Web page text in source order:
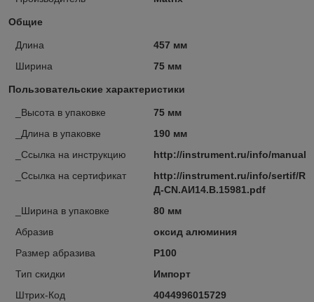
Общие
Длина
457 мм
Ширина
75 мм
Пользовательские характеристики
_Высота в упаковке
75 мм
_Длина в упаковке
190 мм
_Ссылка на инструкцию
http://instrument.ru/info/manual/
_Ссылка на сертификат
http://instrument.ru/info/sertif/RU
Д-CN.АИ14.В.15981.pdf
_Ширина в упаковке
80 мм
Абразив
оксид алюминия
Размер абразива
P100
Тип скидки
Импорт
Штрих-Код
4044996015729